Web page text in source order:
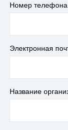
Номер телефона
Электронная
Название